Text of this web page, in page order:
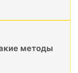
методы